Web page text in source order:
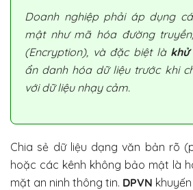
Doanh nghiệp phải áp dụng
mật như mã hóa đường
(Encryption), và đặc biệt là
ẩn danh hóa dữ liệu trước khi
với dữ liệu nhạy cảm.
Chia sẻ dữ liệu dạng văn bản rõ
hoặc các kênh không bảo mật là
mặt an ninh thông tin. DPVN